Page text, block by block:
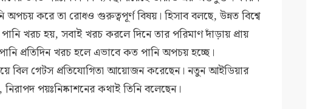
অপচয় করে তা রোধও গুরুত্বপূর্ণ বিষয়। হিসাব বলছে, উন্নত বিশ্বে
খরচ হয়, সবাই খরচ করলে দিনে তার পরিমাণ দাঁড়ায় প্রায়
প্রতিদিন খরচ হলে এভাবে কত পানি অপচয় হচ্ছে।
বিল গেটস প্রতিযোগিতা আয়োজন করেছেন। নতুন আইডিয়ার
পয়ঃনিষ্কাশনের কথাই তিনি বলেছেন।